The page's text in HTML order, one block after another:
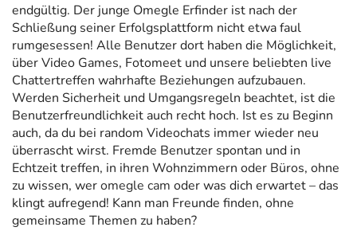
endgültig. Der junge Omegle Erfinder ist nach der
Schließung seiner Erfolgsplattform nicht etwa faul
rumgesessen! Alle Benutzer dort haben die Möglichkeit,
über Video Games, Fotomeet und unsere beliebten live
Chattertreffen wahrhafte Beziehungen aufzubauen.
Werden Sicherheit und Umgangsregeln beachtet, ist die
Benutzerfreundlichkeit auch recht hoch. Ist es zu Beginn
auch, da du bei random Videochats immer wieder neu
überrascht wirst. Fremde Benutzer spontan und in
Echtzeit treffen, in ihren Wohnzimmern oder Büros, ohne
zu wissen, weromegle cam oder was dich erwartet – das
klingt aufregend! Kann man Freunde finden, ohne
gemeinsame Themen zu haben?